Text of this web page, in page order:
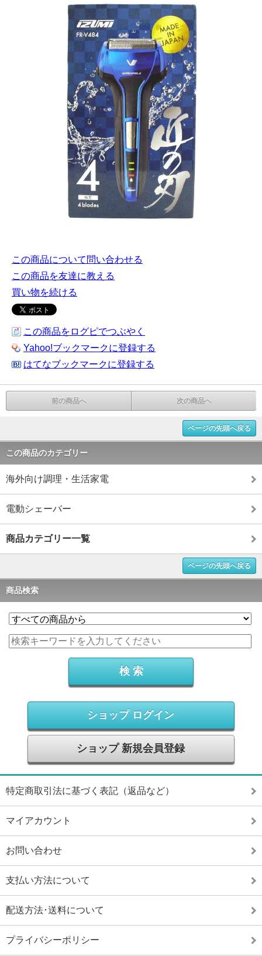
この商品について問い合わせる
この商品を友達に教える
買い物を続ける
この商品をログピでつぶやく
Yahoo!ブックマークに登録する
はてなブックマークに登録する
前の商品へ 次の商品へ
ページの先頭へ戻る
この商品のカテゴリー
海外向け調理・生活家電
電動シェーバー
商品カテゴリー一覧
ページの先頭へ戻る
商品検索
ショップ ログイン
ショップ 新規会員登録
特定商取引法に基づく表記（返品など）
マイアカウント
お問い合わせ
支払い方法について
配送方法･送料について
プライバシーポリシー